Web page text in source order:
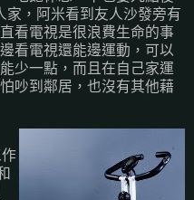
家，阿米看到友人沙發旁有
看電視是很浪費生命的事
看電視還能邊運動，可以
少一點，而且在自己家運
吵到鄰居，也沒有其他藉